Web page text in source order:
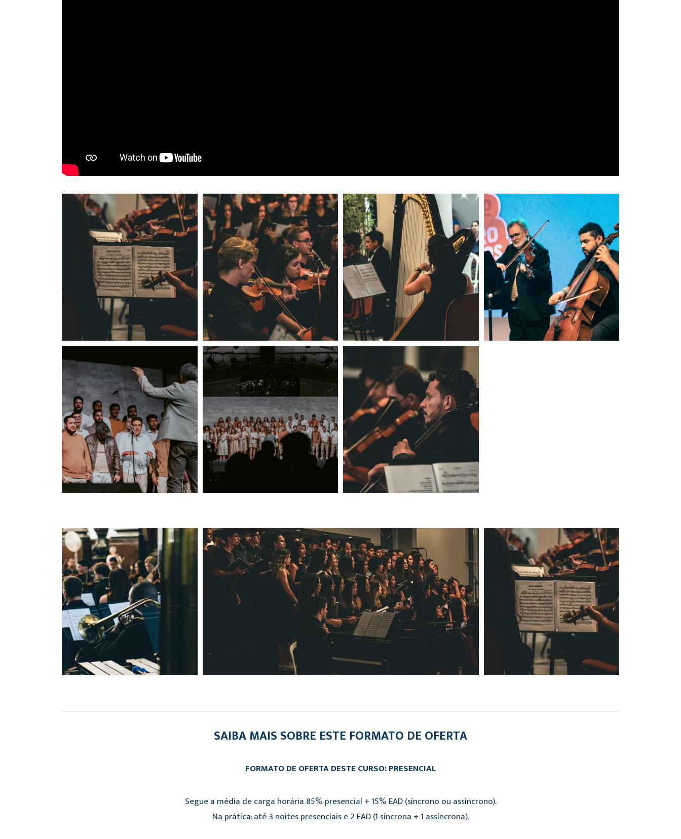
SAIBA MAIS SOBRE ESTE FORMATO DE OFERTA
FORMATO DE OFERTA DESTE CURSO: PRESENCIAL
Segue a média de carga horária 85% presencial + 15% EAD (síncrono ou assíncrono).
Na prática: até 3 noites presenciais e 2 EAD (1 síncrona + 1 assíncrona).